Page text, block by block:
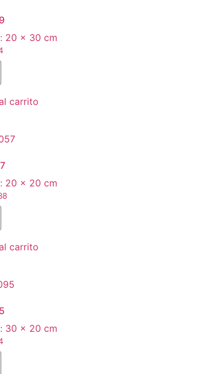
20 × 30 cm
carrito
20 × 20 cm
carrito
30 × 20 cm